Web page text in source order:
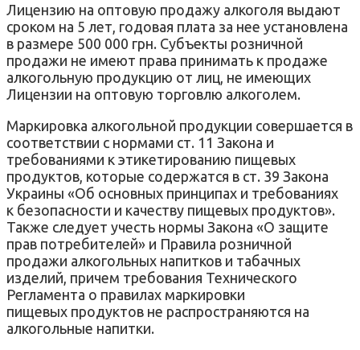
Лицензию на оптовую продажу алкоголя выдают
сроком на 5 лет, годовая плата за нее установлена
в размере 500 000 грн. Субъекты розничной
продажи не имеют права принимать к продаже
алкогольную продукцию от лиц, не имеющих
Лицензии на оптовую торговлю алкоголем.
Маркировка алкогольной продукции совершается в
соответствии с нормами ст. 11 Закона и
требованиями к этикетированию пищевых
продуктов, которые содержатся в ст. 39 Закона
Украины «Об основных принципах и требованиях
к безопасности и качеству пищевых продуктов».
Также следует учесть нормы Закона «О защите
прав потребителей» и Правила розничной
продажи алкогольных напитков и табачных
изделий, причем требования Технического
Регламента о правилах маркировки
пищевых продуктов не распространяются на
алкогольные напитки.